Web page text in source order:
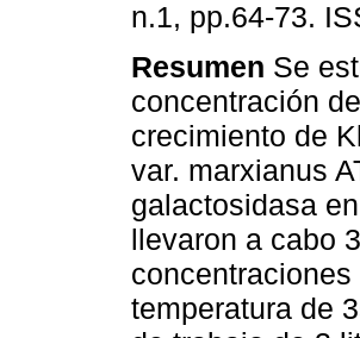
n.1, pp.64-73.
Resumen Se
concentración
crecimiento de
var. marxianus
galactosidasa
llevaron a cabo
temperatura de